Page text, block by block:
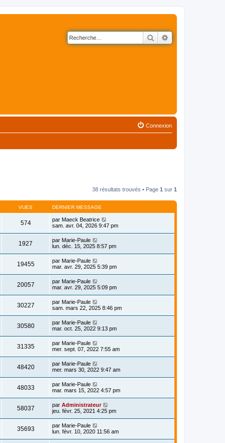
Rechercher
Connexion
38 résultats trouvés • Page 1 sur 1
VUES DERNIER MESSAGE
574 par Maeck Beatrice
sam. avr. 04, 2026 9:47 pm
1927 par Marie-Paule
lun. déc. 15, 2025 8:57 pm
19455 par Marie-Paule
mar. avr. 29, 2025 5:39 pm
20057 par Marie-Paule
mar. avr. 29, 2025 5:09 pm
30227 par Marie-Paule
sam. mars 22, 2025 8:46 pm
30580 par Marie-Paule
mar. oct. 25, 2022 9:13 pm
31335 par Marie-Paule
mer. sept. 07, 2022 7:55 am
48420 par Marie-Paule
mer. mars 30, 2022 9:47 am
48033 par Marie-Paule
mar. mars 15, 2022 4:57 pm
58037 par Administrateur
jeu. févr. 25, 2021 4:25 pm
35693 par Marie-Paule
lun. févr. 10, 2020 11:56 am